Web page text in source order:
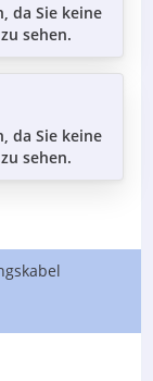
da Sie keine
sehen.
da Sie keine
sehen.